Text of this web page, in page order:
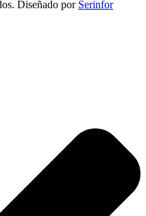
Diseñado por Serinfor